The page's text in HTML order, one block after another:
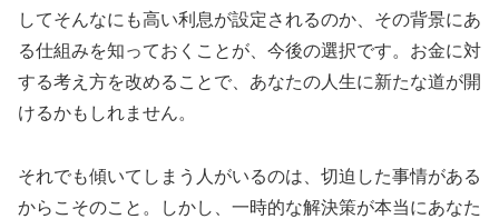
してそんなにも高い利息が設定されるのか、その背景にあ
る仕組みを知っておくことが、今後の選択です。お金に対
する考え方を改めることで、あなたの人生に新たな道が開
けるかもしれません。
それでも傾いてしまう人がいるのは、切迫した事情がある
からこそのこと。しかし、一時的な解決策が本当にあなた